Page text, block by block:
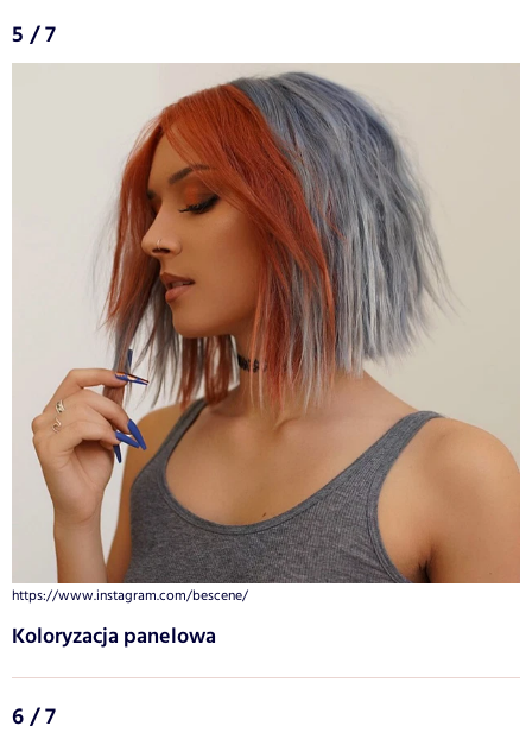
5 / 7
https://www.instagram.com/bescene/
Koloryzacja panelowa
6 / 7